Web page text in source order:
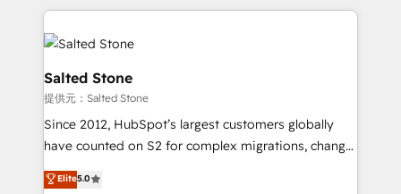
only firm in the world to hold Elite Partner
Accreditations with both HubSpot and Clay, our
clients gain a unique advantage in CRM architecture,
pipeline generation, data intelligence, and go-to-
market execution. Why B2B Businesses Choose RP: -
Secure: Soc2 compliant 🛡️ - Pricing: Implementations
starting at $1,5k 💵 - Speed: Launch in 14 days ⚡ -
Scale: Fastest tiering Elite HubSpot Partner 🪴 -
Salted Stone
提供元：Salted Stone
Since 2012, HubSpot’s largest customers globally
have counted on S2 for complex migrations, change
management, systems integration, and creative
solutions that deliver measurable impact and
Elite5.0